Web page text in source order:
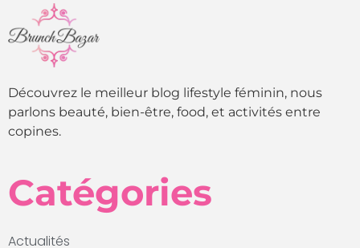
Découvrez le meilleur blog lifestyle féminin, nous
parlons beauté, bien-être, food, et activités entre
copines.
Catégories
Actualités